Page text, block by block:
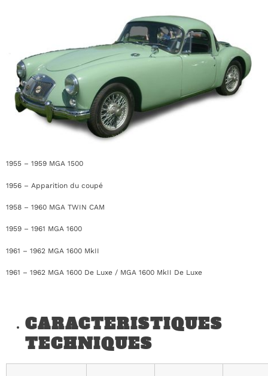
1955 – 1959 MGA 1500
1956 – Apparition du coupé
1958 – 1960 MGA TWIN CAM
1959 – 1961 MGA 1600
1961 – 1962 MGA 1600 MkII
1961 – 1962 MGA 1600 De Luxe / MGA 1600 MkII De Luxe
CARACTERISTIQUES
TECHNIQUES